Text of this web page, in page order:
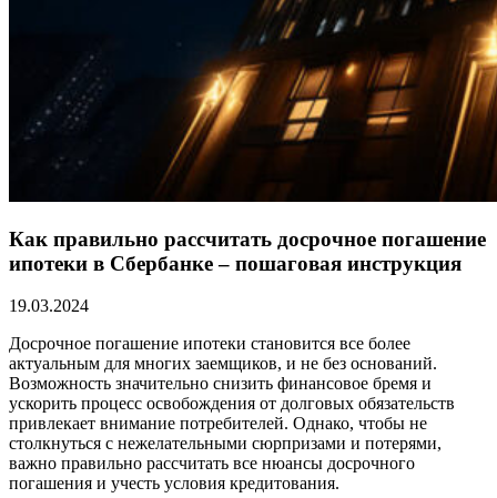
Как правильно рассчитать досрочное погашение
ипотеки в Сбербанке – пошаговая инструкция
19.03.2024
Досрочное погашение ипотеки становится все более
актуальным для многих заемщиков, и не без оснований.
Возможность значительно снизить финансовое бремя и
ускорить процесс освобождения от долговых обязательств
привлекает внимание потребителей. Однако, чтобы не
столкнуться с нежелательными сюрпризами и потерями,
важно правильно рассчитать все нюансы досрочного
погашения и учесть условия кредитования.